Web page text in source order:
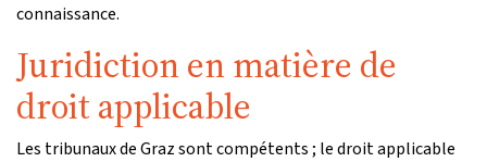
connaissance.
Juridiction en matière de
droit applicable
Les tribunaux de Graz sont compétents ; le droit applicable